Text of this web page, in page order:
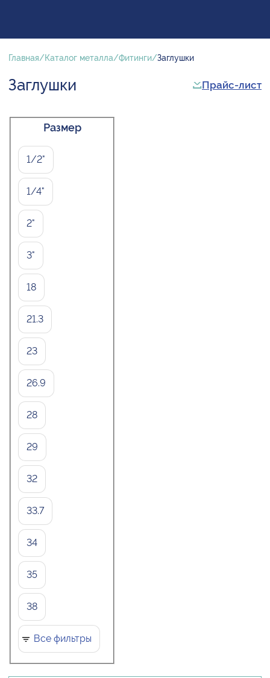
Главная Каталог металла Фитинги Заглушки
Заглушки Прайс-лист
Размер
1/2"
1/4"
2"
3"
18
21.3
23
26.9
28
29
32
33.7
34
35
38
Все фильтры